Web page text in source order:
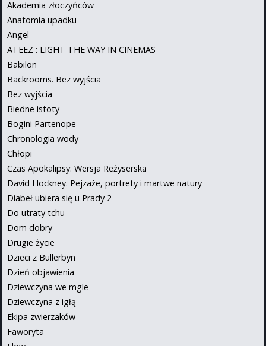
Akademia złoczyńców
Anatomia upadku
Angel
ATEEZ : LIGHT THE WAY IN CINEMAS
Babilon
Backrooms. Bez wyjścia
Bez wyjścia
Biedne istoty
Bogini Partenope
Chronologia wody
Chłopi
Czas Apokalipsy: Wersja Reżyserska
David Hockney. Pejzaże, portrety i martwe natury
Diabeł ubiera się u Prady 2
Do utraty tchu
Dom dobry
Drugie życie
Dzieci z Bullerbyn
Dzień objawienia
Dziewczyna we mgle
Dziewczyna z igłą
Ekipa zwierzaków
Faworyta